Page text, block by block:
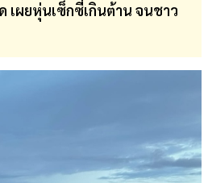
เผยหุ่นเซ็กซี่เกินต้าน จนชาว